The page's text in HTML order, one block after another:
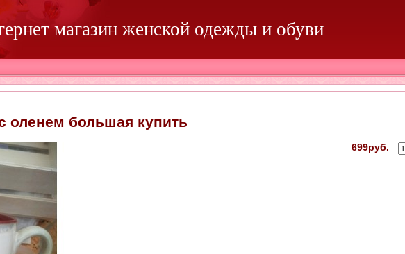
магазин женской одежды и обуви
оленем большая купить
699руб.